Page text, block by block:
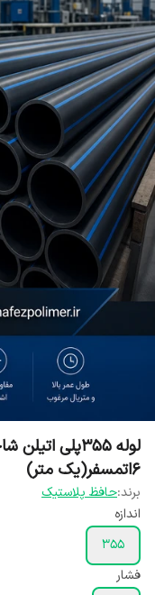
لوله ۳۵۵پلی
۶اتمسفر(یک متر)
برند:حافظ پلاستیک
اندازه
۳۵۵
فشار